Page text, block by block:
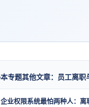
本专题其他文章：员工离职
企业权限系统最怕两种人：离